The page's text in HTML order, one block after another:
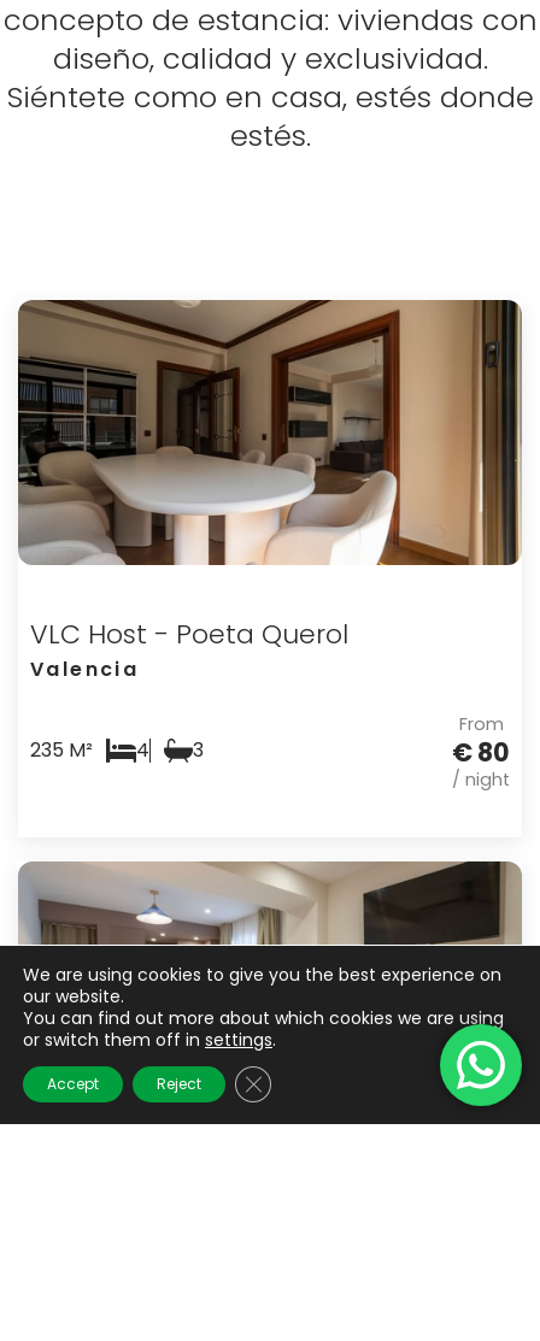
concepto de estancia: viviendas con
diseño, calidad y exclusividad.
Siéntete como en casa, estés donde
estés.
VLC Host - Poeta Querol
Valencia
235 M² 4 3
From
€ 80
/ night
We are using cookies to give you the best experience on
our website.
You can find out more about which cookies we are using
or switch them off in settings.
Accept Reject Close GDPR Cookie Banner